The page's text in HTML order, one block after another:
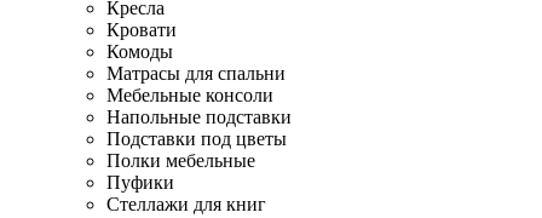
Кресла
Кровати
Комоды
Матрасы для спальни
Мебельные консоли
Напольные подставки
Подставки под цветы
Полки мебельные
Пуфики
Стеллажи для книг